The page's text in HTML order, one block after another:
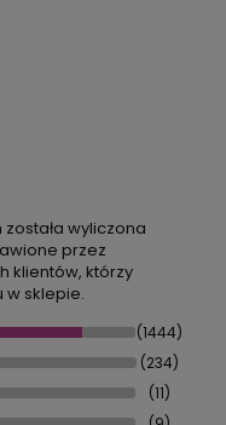
wyliczona
przez
klientów, którzy
w sklepie.
(1444)
(234)
(11)